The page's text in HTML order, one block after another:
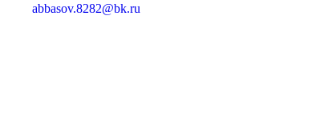
abbasov.8282@bk.ru